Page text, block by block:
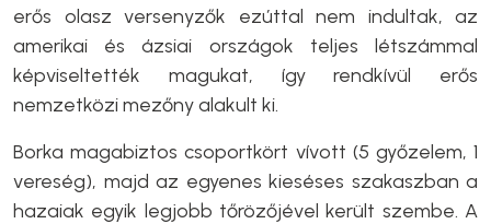
erős olasz versenyzők ezúttal nem indultak, az
amerikai és ázsiai országok teljes létszámmal
képviseltették magukat, így rendkívül erős
nemzetközi mezőny alakult ki.
Borka magabiztos csoportkört vívott (5 győzelem, 1
vereség), majd az egyenes kieséses szakaszban a
hazaiak egyik legjobb tőrözőjével került szembe. A